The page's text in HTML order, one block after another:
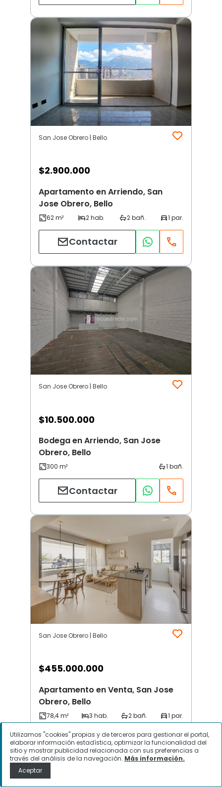
San Jose Obrero | Bello
$2.900.000
Apartamento en Arriendo, San
Jose Obrero, Bello
Contactar
San Jose Obrero | Bello
$10.500.000
Bodega en Arriendo, San Jose
Obrero, Bello
Contactar
San Jose Obrero | Bello
$455.000.000
Apartamento en Venta, San Jose
Obrero, Bello
Contactar
Utilizamos "cookies" propias y de terceros para gestionar el portal,
elaborar información estadística, optimizar la funcionalidad del
sitio y mostrar publicidad relacionada con sus preferencias a
través del análisis de la navegación. Más información.
Aceptar